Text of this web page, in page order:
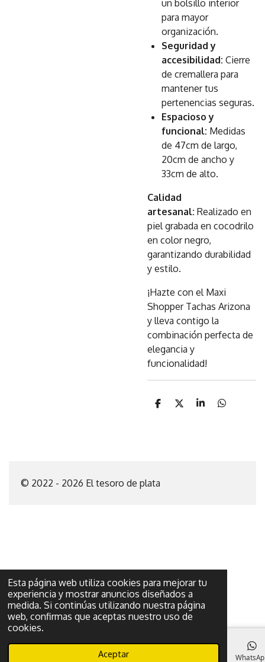
Esta página web utiliza cookies para mejorar tu
experiencia y mostrar anuncios diseñados a
medida. Si continúas utilizando nuestra página
web, confirmas que aceptas nuestro uso de
cookies.
Aceptar
un bolsillo interior
para mayor
organización.
Seguridad y
accesibilidad: Cierre
de cremallera para
mantener tus
pertenencias seguras.
Espacioso y
funcional: Medidas
de 47cm de largo,
20cm de ancho y
33cm de alto.
Calidad
artesanal: Realizado en
piel grabada en cocodrilo
en color negro,
garantizando durabilidad
y estilo.
¡Hazte con el Maxi
Shopper Tachas Arizona
y lleva contigo la
combinación perfecta de
elegancia y
funcionalidad!
C
r
C
C
C
© 2022 - 2026 El tesoro de plata
Teléfono